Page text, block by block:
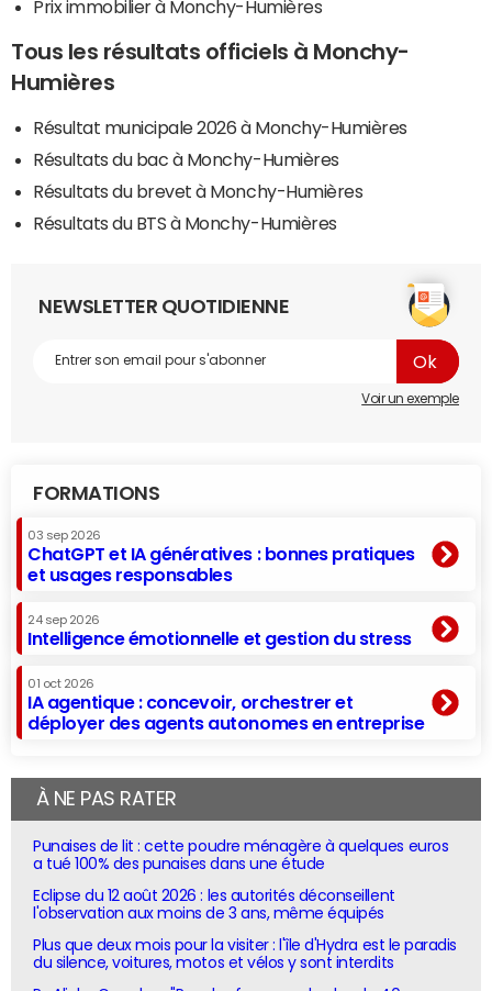
Prix immobilier à Monchy-Humières
Tous les résultats officiels à Monchy-
Humières
Résultat municipale 2026 à Monchy-Humières
Résultats du bac à Monchy-Humières
Résultats du brevet à Monchy-Humières
Résultats du BTS à Monchy-Humières
NEWSLETTER QUOTIDIENNE
Voir un exemple
FORMATIONS
03 sep 2026
ChatGPT et IA génératives : bonnes pratiques
et usages responsables
24 sep 2026
Intelligence émotionnelle et gestion du stress
01 oct 2026
IA agentique : concevoir, orchestrer et
déployer des agents autonomes en entreprise
À NE PAS RATER
Punaises de lit : cette poudre ménagère à quelques euros
a tué 100% des punaises dans une étude
Eclipse du 12 août 2026 : les autorités déconseillent
l'observation aux moins de 3 ans, même équipés
Plus que deux mois pour la visiter : l'île d'Hydra est le paradis
du silence, voitures, motos et vélos y sont interdits